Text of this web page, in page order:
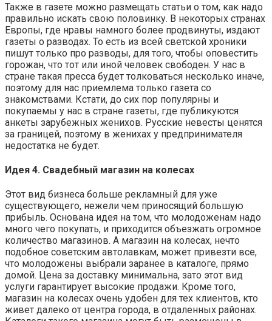
Также в газете можно размещать статьи о том, как надо
правильно искать свою половинку. В некоторых странах
Европы, где нравы намного более продвинуты, издают
газеты о разводах. То есть из всей светской хроники
пишут только про разводы, для того, чтобы оповестить
горожан, что тот или иной человек свободен. У нас в
стране такая пресса будет толковаться несколько иначе,
поэтому для нас приемлема только газета со
знакомствами. Кстати, до сих пор популярны и
покупаемы у нас в стране газеты, где публикуются
анкеты зарубежных женихов. Русские невесты ценятся
за границей, поэтому в женихах у предпринимателя
недостатка не будет.
Идея 4. Свадебный магазин на колесах
Этот вид бизнеса больше рекламный для уже
существующего, нежели чем приносящий большую
прибыль. Основана идея на том, что молодоженам надо
много чего покупать, и приходится объезжать огромное
количество магазинов. А магазин на колесах, нечто
подобное советским автолавкам, может привезти все,
что молодожены выбрали заранее в каталоге, прямо
домой. Цена за доставку минимальна, зато этот вид
услуги гарантирует высокие продажи. Кроме того,
магазин на колесах очень удобен для тех клиентов, кто
живет далеко от центра города, в отдаленных районах.